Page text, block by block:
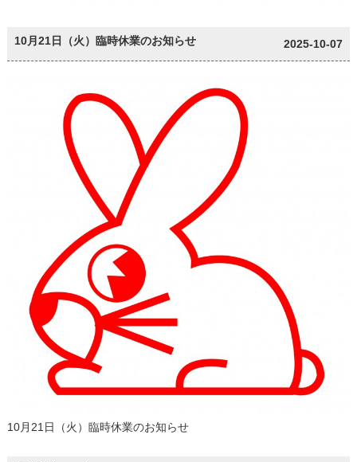
10月21日（火）臨時休業のお知らせ 2025-10-07
10月21日（火）臨時休業のお知らせ